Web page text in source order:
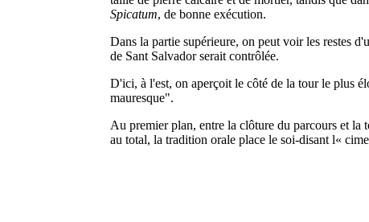
Spicatum, de bonne exécution.
Dans la partie supérieure, on peut voir les restes
de Sant Salvador serait contrôlée.
D'ici, à l'est, on aperçoit le côté de la tour le plus
mauresque".
Au premier plan, entre la clôture du parcours et la
au total, la tradition orale place le soi-disant l«